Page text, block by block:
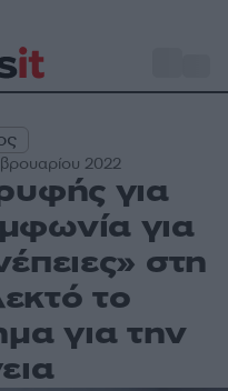
2022
για
για
στη
το
για την